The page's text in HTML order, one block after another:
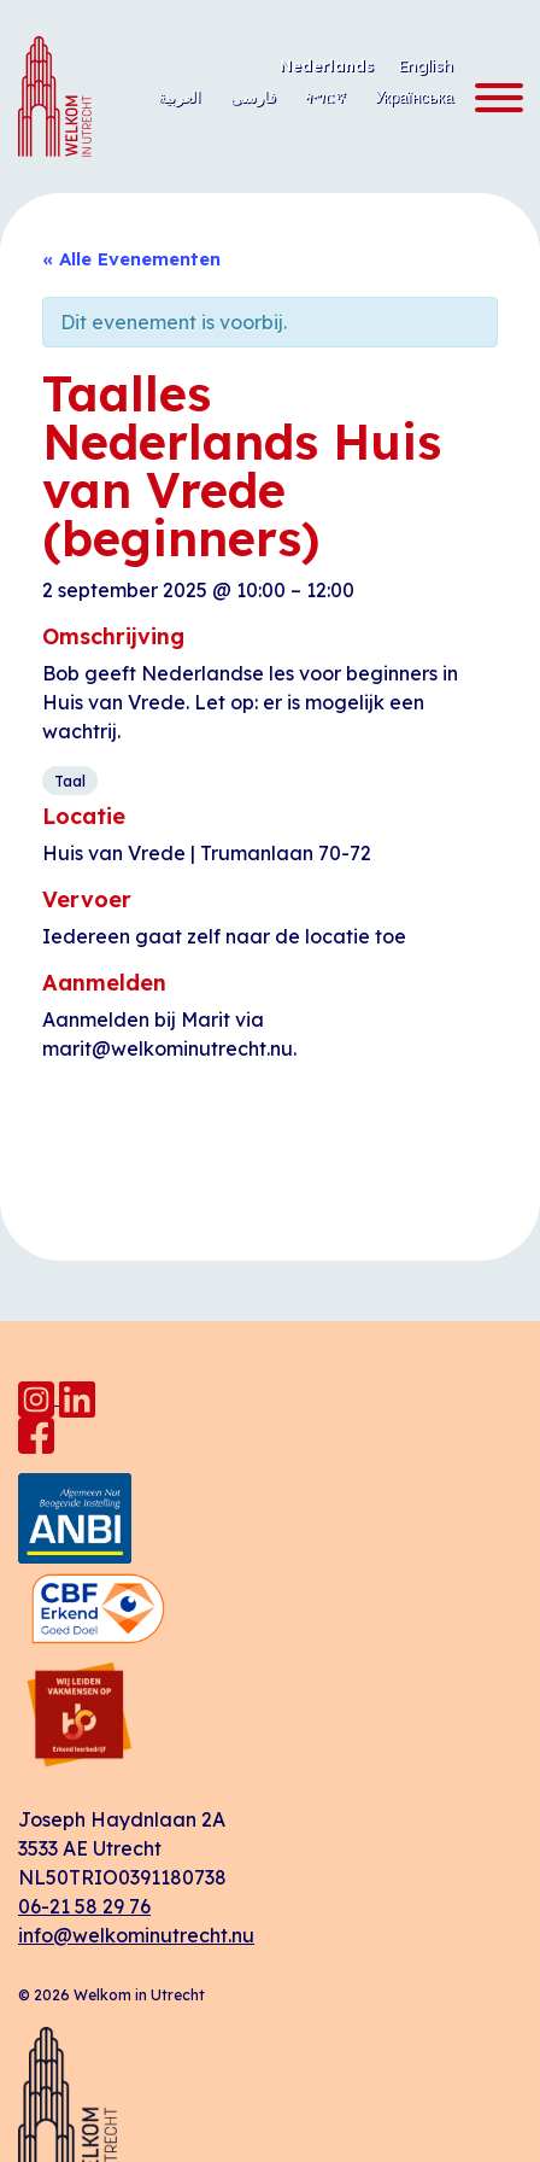
naar
de
inhoud
Nederlands
English
العربية
فارسی ትግርኛ Українська
« Alle Evenementen
Dit evenement is voorbij.
Taalles
Nederlands Huis
van Vrede
(beginners)
2 september 2025 @ 10:00 – 12:00
Omschrijving
Bob geeft Nederlandse les voor beginners in
Huis van Vrede. Let op: er is mogelijk een
wachtrij.
Taal
Locatie
Huis van Vrede | Trumanlaan 70-72
Vervoer
Iedereen gaat zelf naar de locatie toe
Aanmelden
Aanmelden bij Marit via
marit@welkominutrecht.nu.
Joseph Haydnlaan 2A
3533 AE Utrecht
NL50TRIO0391180738
06-21 58 29 76
info@welkominutrecht.nu
© 2026 Welkom in Utrecht